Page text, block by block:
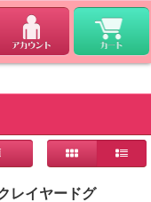
レイヤードグ